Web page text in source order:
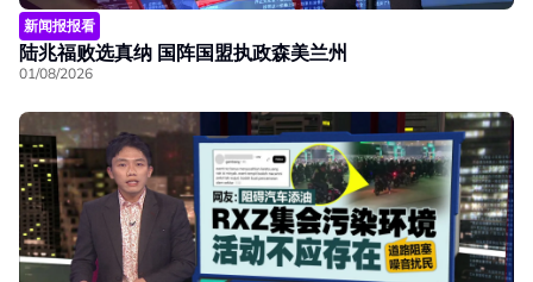
新闻报报看
陆兆福败选真纳 国阵国盟执政森美兰州
01/08/2026